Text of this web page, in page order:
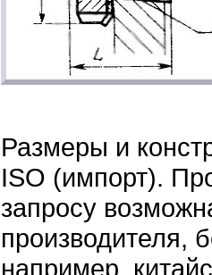
Размеры и
ISO (импорт).
запросу
производителя,
например,